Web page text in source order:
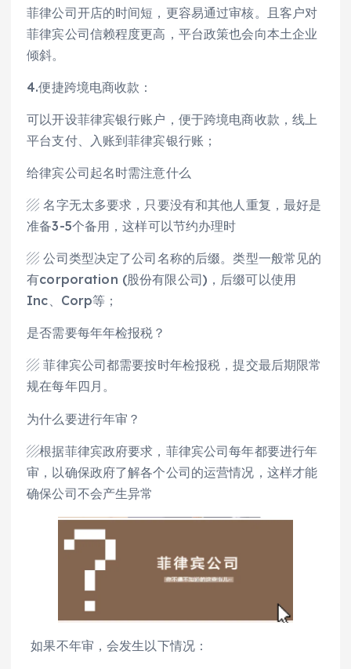
菲律公司开店的时间短，更容易通过审核。且客户对
菲律宾公司信赖程度更高，平台政策也会向本土企业
倾斜。
4.便捷跨境电商收款：
可以开设菲律宾银行账户，便于跨境电商收款，线上
平台支付、入账到菲律宾银行账；
给律宾公司起名时需注意什么
▨ 名字无太多要求，只要没有和其他人重复，最好是
准备3-5个备用，这样可以节约办理时
▨ 公司类型决定了公司名称的后缀。类型一般常见的
有corporation (股份有限公司)，后缀可以使用
Inc、Corp等；
是否需要每年年检报税？
▨ 菲律宾公司都需要按时年检报税，提交最后期限常
规在每年四月。
为什么要进行年审？
▨根据菲律宾政府要求，菲律宾公司每年都要进行年
审，以确保政府了解各个公司的运营情况，这样才能
确保公司不会产生异常
如果不年审，会发生以下情况：